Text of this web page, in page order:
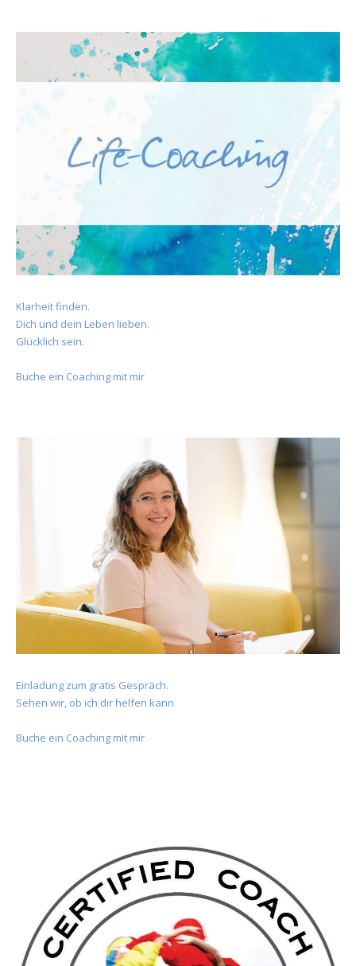
Klarheit finden.
Dich und dein Leben lieben.
Glücklich sein.
Buche ein Coaching mit mir
Einladung zum gratis Gespräch.
Sehen wir, ob ich dir helfen kann
Buche ein Coaching mit mir